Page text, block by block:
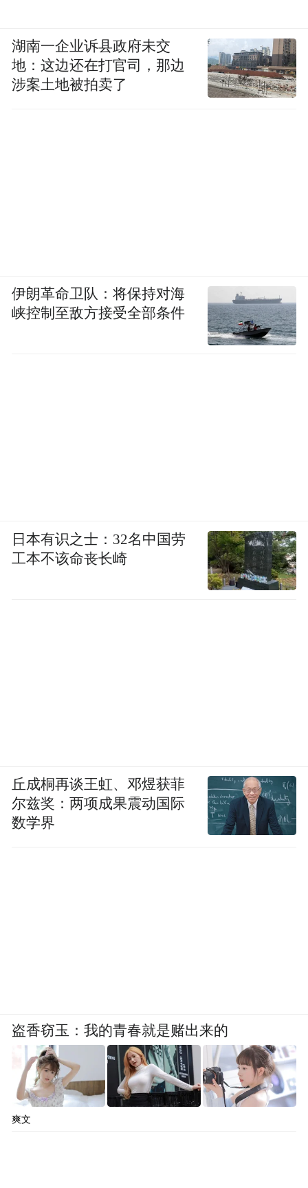
湖南一企业诉县政府未交
地：这边还在打官司，那边
涉案土地被拍卖了
伊朗革命卫队：将保持对海
峡控制至敌方接受全部条件
日本有识之士：32名中国劳
工本不该命丧长崎
丘成桐再谈王虹、邓煜获菲
尔兹奖：两项成果震动国际
数学界
盗香窃玉：我的青春就是赌出来的
爽文